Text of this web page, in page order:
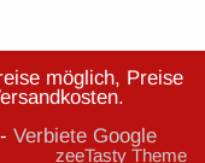
möglich, Preise
- Verbiete Google
zeeTasty Theme